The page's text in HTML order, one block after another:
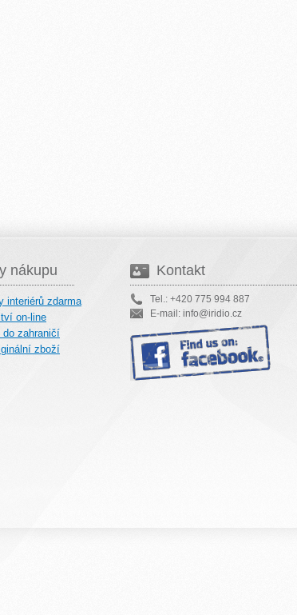
nákupu
interiérů zdarma
on-line
do zahraničí
zboží
Kontakt
Tel.: +420 775 994 887
E-mail: info@iridio.cz